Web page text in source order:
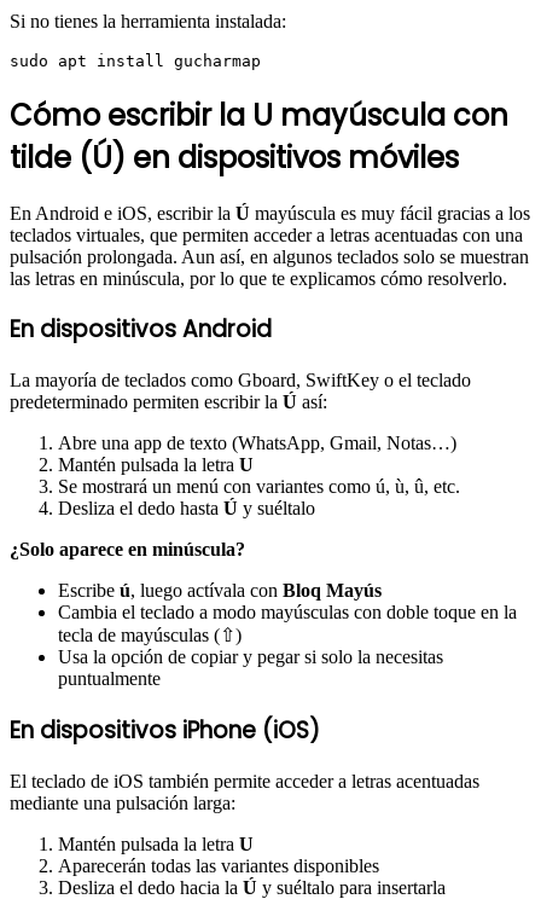
Si no tienes la herramienta instalada:
Cómo escribir la U mayúscula con
tilde (Ú) en dispositivos móviles
En Android e iOS, escribir la Ú mayúscula es muy fácil gracias a los
teclados virtuales, que permiten acceder a letras acentuadas con una
pulsación prolongada. Aun así, en algunos teclados solo se muestran
las letras en minúscula, por lo que te explicamos cómo resolverlo.
En dispositivos Android
La mayoría de teclados como Gboard, SwiftKey o el teclado
predeterminado permiten escribir la Ú así:
Abre una app de texto (WhatsApp, Gmail, Notas…)
Mantén pulsada la letra U
Se mostrará un menú con variantes como ú, ù, û, etc.
Desliza el dedo hasta Ú y suéltalo
¿Solo aparece en minúscula?
Escribe ú, luego actívala con Bloq Mayús
Cambia el teclado a modo mayúsculas con doble toque en la
tecla de mayúsculas (⇧)
Usa la opción de copiar y pegar si solo la necesitas
puntualmente
En dispositivos iPhone (iOS)
El teclado de iOS también permite acceder a letras acentuadas
mediante una pulsación larga:
Mantén pulsada la letra U
Aparecerán todas las variantes disponibles
Desliza el dedo hacia la Ú y suéltalo para insertarla